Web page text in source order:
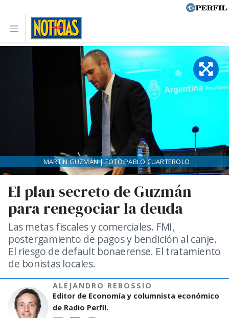
El plan secreto de Guzmán
para renegociar la deuda
Las metas fiscales y comerciales. FMI,
postergamiento de pagos y bendición al canje.
El riesgo de default bonaerense. El tratamiento
de bonistas locales.
ALEJANDRO REBOSSIO
Editor de Economía y columnista económico
de Radio Perfil.
MARTÍN GUZMÁN | FOTO:PABLO CUARTEROLO